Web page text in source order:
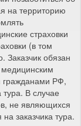
на территорию
страховки
(в том
Заказчик обязан
гражданами РФ,
В случае
не являющихся
заказчика тура.